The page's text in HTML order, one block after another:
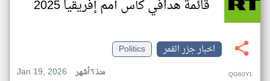
قائمة هدافي كأس أمم إفريقيا 2025
اخبار جزر القمر
Politics
Jan 19, 2026
منذ ٦ أشهر QG60YL